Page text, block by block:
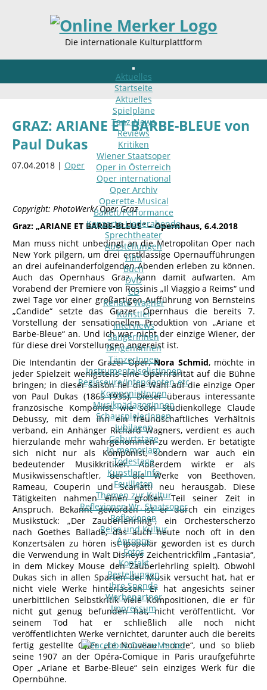
Die internationale Kulturplattform
Aktuelles
Startseite
Aktuelles
Spielpläne
Tanz-News
Reviews
Kritiken
Wiener Staatsoper
Oper in Österreich
Oper international
Oper Archiv
Operette-Musical
Ballett/Performance
Konzerte-Liederabende
Sprechtheater
Ausstellungen
Film
Buch
DVD
CD
Renate Wagner
Künstler
Interviews
SängerInnen
DirigentInnen
TänzerInnen
InstrumentalsolistInnen
Regisseure/Intendanten-etc
KomponistInnen
MusikpädagogInnen
SchauspielerInnen
Jubilaeen
Geburtstage
In memoriam
Todestage
Künstler-Info
Feuilleton
Themen zur Kultur
Reflexionen Wr. Staatsoper
Reflexionen
Reise und Kultur
Apropos
Fotos
Kontakt
Bestellungen
Ihre Spende
Werbepartner
Impressum
GRAZ: ARIANE ET BARBE-BLEUE von
Paul Dukas
07.04.2018 | Oper
Copyright: PhotoWerk/ Oper Graz
Graz: „ARIANE ET BARBE-BLEUE“ – Opernhaus, 6.4.2018
Man muss nicht unbedingt an die Metropolitan Oper nach
New York pilgern, um drei erstklassige Opernaufführungen
an drei aufeinanderfolgenden Abenden erleben zu können.
Auch das Opernhaus Graz kann damit aufwarten. Am
Vorabend der Premiere von Rossinis „Il Viaggio a Reims“ und
zwei Tage vor einer großartigen Aufführung von Bernsteins
„Candide“ setzte das Grazer Opernhaus die bereits 7.
Vorstellung der sensationellen Produktion von „Ariane et
Barbe-Bleue“ an. Und ich war nicht der einzige Wiener, der
für diese drei Vorstellungen angereist ist.
Die Intendantin der Grazer Oper,Nora Schmid, möchte in
jeder Spielzeit wenigstens eine Opernrarität auf die Bühne
bringen; in dieser Saison fiel die Wahl auf die einzige Oper
von Paul Dukas (1865-1935). Dieser überaus interessante
französische Komponist, wie sein Studienkollege Claude
Debussy, mit dem ihn ein freundschaftliches Verhältnis
verband, ein Anhänger Richard Wagners, verdient es auch
hierzulande mehr wahrgenommen zu werden. Er betätigte
sich nicht nur als Komponist, sondern war auch ein
bedeutender Musikkritiker. Außerdem wirkte er als
Musikwissenschaftler, der die Werke von Beethoven,
Rameau, Couperin und Scarlatti neu herausgab. Diese
Tätigkeiten nahmen einen großen Teil seiner Zeit in
Anspruch. Bekannt geworden ist er durch ein einziges
Musikstück: „Der Zauberlehrling“, ein Orchesterscherzo
nach Goethes Ballade, das auch heute noch oft in den
Konzertsälen zu hören ist (populär geworden ist es durch
die Verwendung in Walt Disneys Zeichentrickfilm „Fantasia“,
in dem Mickey Mouse den Zauberlehrling spielt). Obwohl
Dukas sich in allen Sparten der Musik versucht hat, hat er
nicht viele Werke hinterlassen. Er hat angesichts seiner
unerbittlichen Selbstkritik viele Kompositionen, die er für
nicht gut genug befunden hat, nicht veröffentlicht. Vor
seinem Tod hat er schließlich alle noch nicht
veröffentlichten Werke vernichtet, darunter auch die bereits
fertig gestellte Oper „Le Nouveau monde“, und so blieb
seine 1907 an der Opéra-Comique in Paris uraufgeführte
Oper „Ariane et Barbe-Bleue“ sein einziges Werk für die
Opernbühne.